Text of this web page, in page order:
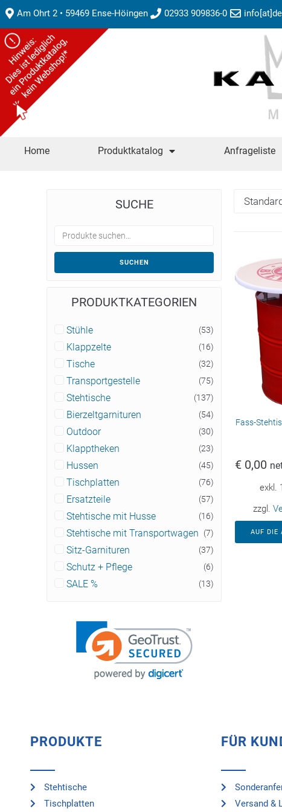
Am Ohrt 2 • 59469 Ense-Höingen 02933 909836-0
Home Produktkatalog Anfrageliste
Fass-
€ 0,00
exkl.
zzgl.
AUF DIE
SUCHE
SUCHEN
PRODUKTKATEGORIEN
Stühle (53)
Klappzelte (16)
Tische (32)
Transportgestelle (75)
Stehtische (137)
Bierzeltgarnituren (54)
Outdoor (30)
Klapptheken (23)
Hussen (45)
Tischplatten (76)
Ersatzteile (57)
Stehtische mit Husse (16)
Stehtische mit Transportwagen (7)
Sitz-Garnituren (37)
Schutz + Pflege (6)
SALE % (13)
PRODUKTE
Stehtische
Tischplatten
FÜR
Versand &